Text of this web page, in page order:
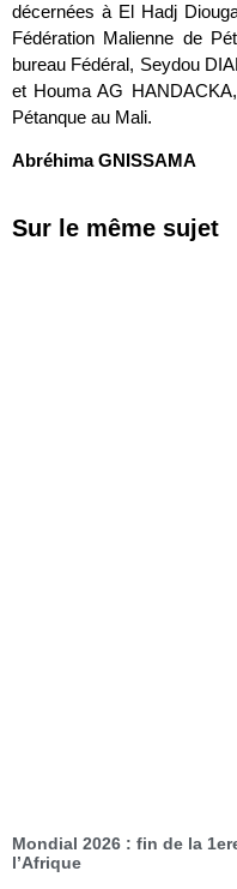
décernées à El Hadj
Fédération Malienne de
bureau Fédéral, Seydou
et Houma AG
Pétanque au Mali.
Abréhima GNISSAMA
Sur le même sujet
Mondial 2026 : fin de la
l’Afrique